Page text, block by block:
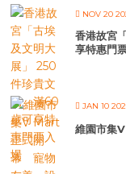
NOV 20
香港故宮
享特惠門
JAN 10
維園市集